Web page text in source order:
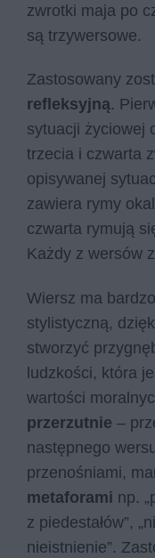
zwrotki maja po
są trzywersowe.
Zastosowany
refleksyjną.
sytuacji życiowej
trzecia i czwarta
opisywanej
zawiera rymy
czwarta rymują
Każdy z wersów
Wiersz ma
stylistyczną,
stworzyć
ludzkości, która
wartości
przerzutnie –
następnego
przenośniami,
metaforami np.
z piedestałów”,
nieistnienie”.